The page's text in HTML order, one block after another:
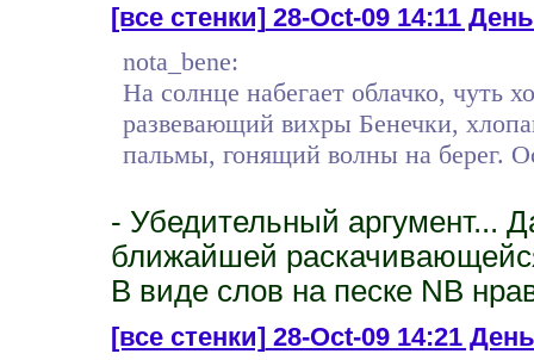
[все стенки]28-Oct-09 14:11
nota_bene:
На солнце набегает облачко, чуть
развевающий вихры Бенечки,
пальмы, гонящий волны на берег.
- Убедительный аргумент...
ближайшей
В виде слов на песке NB
[все стенки]28-Oct-09 14:21